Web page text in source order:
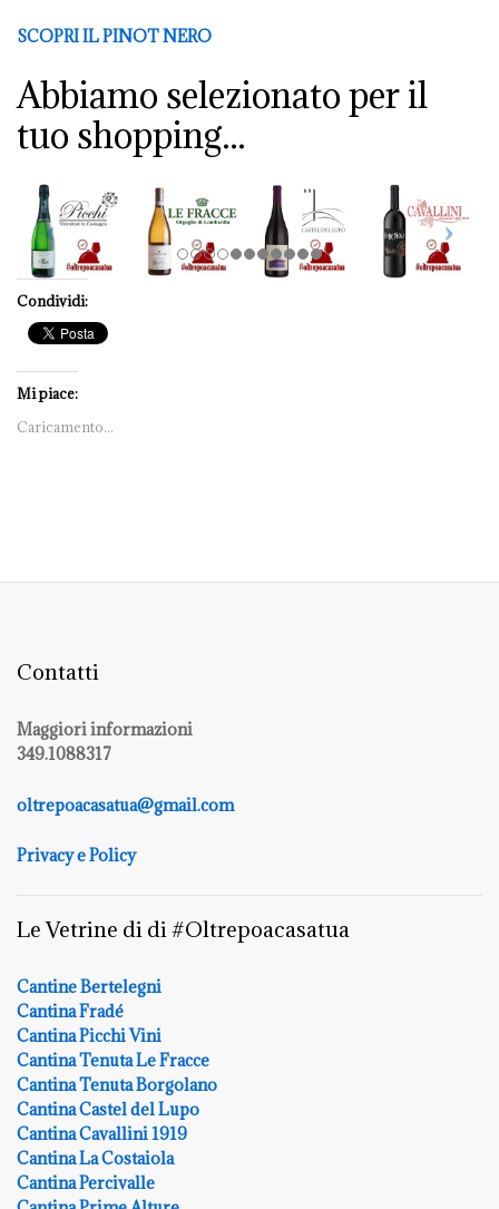
SCOPRI IL PINOT NERO
Abbiamo selezionato per il
tuo shopping...
Condividi:
Mi piace:
Caricamento...
Contatti
Maggiori informazioni
349.1088317
oltrepoacasatua@gmail.com
Privacy e Policy
Le Vetrine di di #Oltrepoacasatua
Cantine Bertelegni
Cantina Fradé
Cantina Picchi Vini
Cantina Tenuta Le Fracce
Cantina Tenuta Borgolano
Cantina Castel del Lupo
Cantina Cavallini 1919
Cantina La Costaiola
Cantina Percivalle